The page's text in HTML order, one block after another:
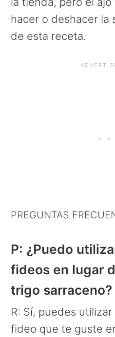
hacer o deshacer la
de esta receta.
PREGUNTAS
P: ¿Puedo
fideos en lugar
trigo sarraceno?
R: Sí, puedes
fideo que te guste